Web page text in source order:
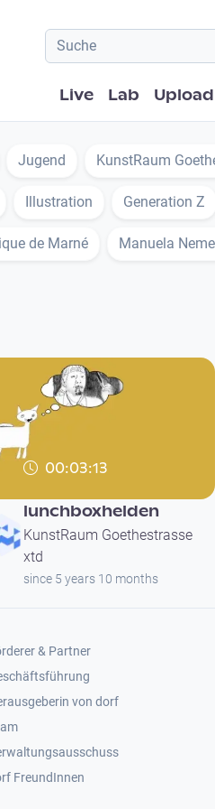
Hauptnavigation
Live Lab Upload
Jugend KunstRaum
Illustration Generation Z
de Marné Manuela
00:03:13
lunchboxhelden
KunstRaum Goethestrasse
xtd
since 5 years 10 months
2
& Partner
von dorf
FreundInnen